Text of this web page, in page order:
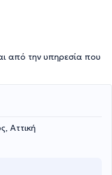
από την υπηρεσία που
Αττική